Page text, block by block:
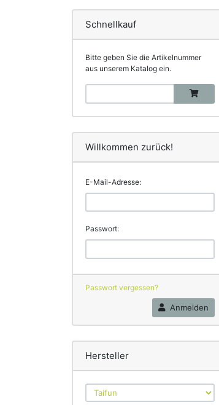
Schnellkauf
Bitte geben Sie die Artikelnummer
aus unserem Katalog ein.
Willkommen zurück!
E-Mail-Adresse:
Passwort:
Passwort vergessen?
Anmelden
Hersteller